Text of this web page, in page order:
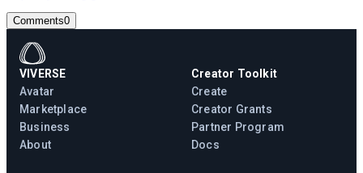
Comments0
VIVERSE
Avatar
Marketplace
Business
About
Creator Toolkit
Create
Creator Grants
Partner Program
Docs